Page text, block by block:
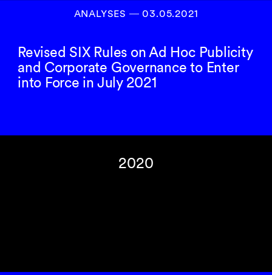
ANALYSES ― 03.05.2021
Revised SIX Rules on Ad Hoc Publicity
and Corporate Governance to Enter
into Force in July 2021
2020